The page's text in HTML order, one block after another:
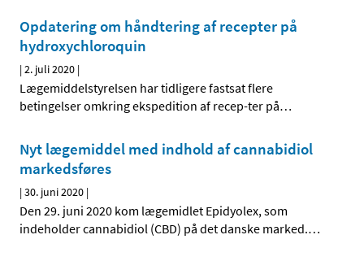
Opdatering om håndtering af recepter på
hydroxychloroquin
|2. juli 2020 |
Lægemiddelstyrelsen har tidligere fastsat flere
betingelser omkring ekspedition af recep-ter på…
Nyt lægemiddel med indhold af cannabidiol
markedsføres
|30. juni 2020 |
Den 29. juni 2020 kom lægemidlet Epidyolex, som
indeholder cannabidiol (CBD) på det danske marked.…